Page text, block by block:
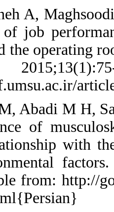
12. Delpisheh
evaluation of
nursing and
Mid J.
http://
13. Rokni M,
T. Prevalence
and its
and
32. Available
2665-